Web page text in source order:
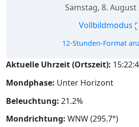
Samstag, 8. August
Vollbildmodus
12-Stunden-Format
Aktuelle Uhrzeit (Ortszeit):
Mondphase: Unter Horizont
Beleuchtung: 21.2%
Mondrichtung: WNW (295.7°)